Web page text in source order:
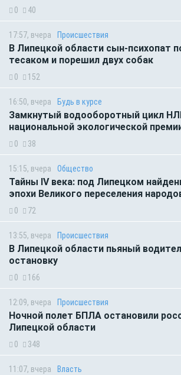
0 40
17:57, вчера Происшествия
В Липецкой области сын-психопат
тесаком и порешил двух собак
0 152
16:50, вчера Будь в курсе
Замкнутый водооборотный цикл
национальной экологической
0 38
15:15, вчера Общество
Тайны IV века: под Липецком
эпохи Великого переселения
0 72
13:55, вчера Происшествия
В Липецкой области пьяный
остановку
0 166
12:09, вчера Происшествия
Ночной полет БПЛА остановили
Липецкой области
0 348
11:07, вчера Власть